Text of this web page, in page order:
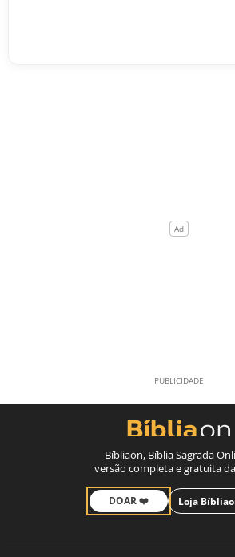
Bíbliaon, Bíblia Sagrada
versão completa e gratuita
DOAR ❤️ Loja